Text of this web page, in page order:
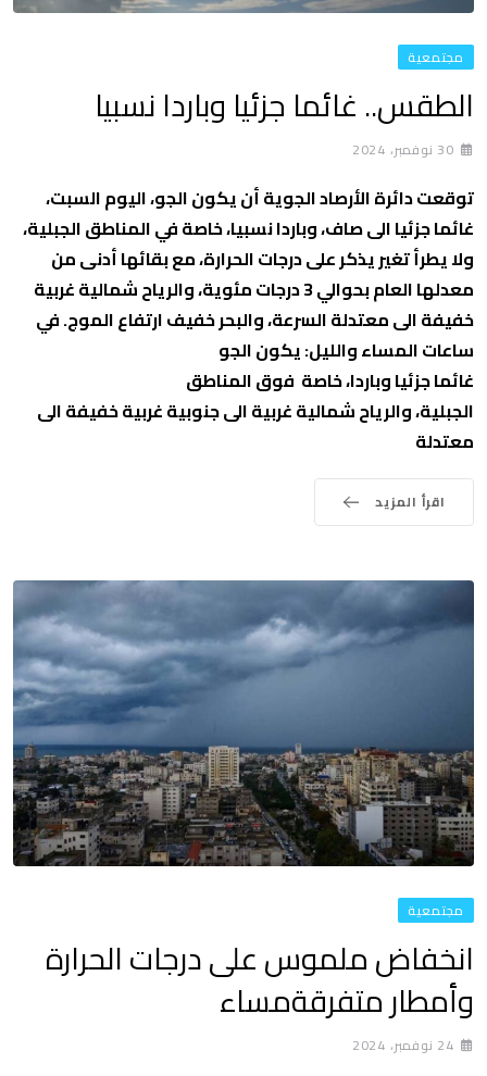
مجتمعية
الطقس.. غائما جزئيا وباردا نسبيا
30 نوفمبر، 2024
توقعت دائرة الأرصاد الجوية أن يكون الجو، اليوم السبت،
غائما جزئيا الى صاف، وباردا نسبيا، خاصة في المناطق الجبلية،
ولا يطرأ تغير يذكر على درجات الحرارة، مع بقائها أدنى من
معدلها العام بحوالي 3 درجات مئوية، والرياح شمالية غربية
خفيفة الى معتدلة السرعة، والبحر خفيف ارتفاع الموج. في
ساعات المساء والليل: يكون الجو
غائما جزئيا وباردا، خاصة فوق المناطق
الجبلية، والرياح شمالية غربية الى جنوبية غربية خفيفة الى
معتدلة
اقرأ المزيد
مجتمعية
انخفاض ملموس على درجات الحرارة
وأمطار متفرقةمساء
24 نوفمبر، 2024